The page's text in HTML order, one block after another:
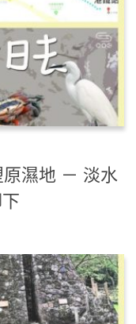
濕地 － 淡水